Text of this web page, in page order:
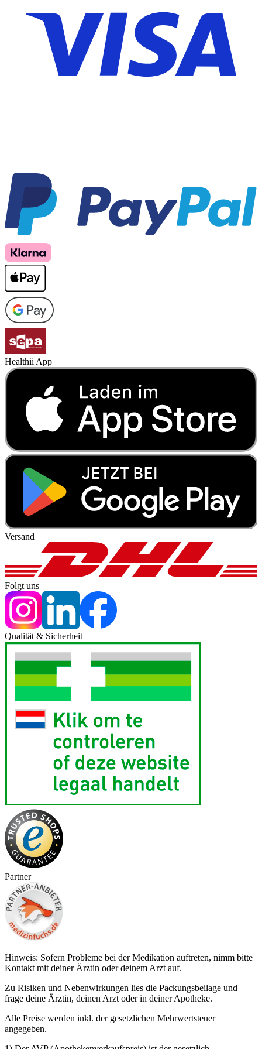
Healthii App
Versand
Folgt uns
Qualität & Sicherheit
Partner
Hinweis: Sofern Probleme bei der Medikation auftreten, nimm bitte
Kontakt mit deiner Ärztin oder deinem Arzt auf.
Zu Risiken und Nebenwirkungen lies die Packungsbeilage und
frage deine Ärztin, deinen Arzt oder in deiner Apotheke.
Alle Preise werden inkl. der gesetzlichen Mehrwertsteuer
angegeben.